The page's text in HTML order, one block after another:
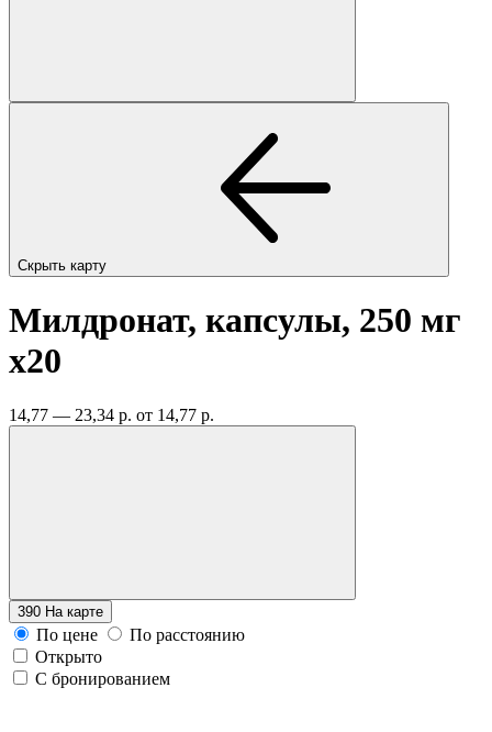
Скрыть карту
Милдронат, капсулы, 250 мг
x20
14,77 — 23,34 р. от 14,77 р.
390 На карте
По цене
По расстоянию
Открыто
С бронированием